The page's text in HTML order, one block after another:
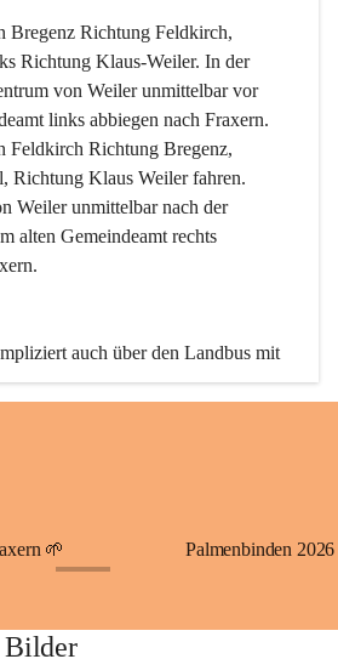
Bregenz Richtung Feldkirch,
Richtung Klaus-Weiler. In der
von Weiler unmittelbar vor
links abbiegen nach Fraxern.
Feldkirch Richtung Bregenz,
Richtung Klaus Weiler fahren.
Weiler unmittelbar nach der
alten Gemeindeamt rechts
auch über den Landbus mit
zu erreichen. Die Linie
Feiertagen können Sie bequem
zur gewünschten Zeit zu Ihrer
von Weiler kommend nach
Weiler.
🌱 Palmenbinden 2026
Bilder